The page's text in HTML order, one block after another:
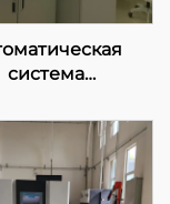
система